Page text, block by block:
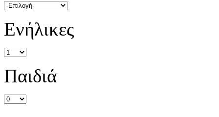
Ενήλικες
Παιδιά